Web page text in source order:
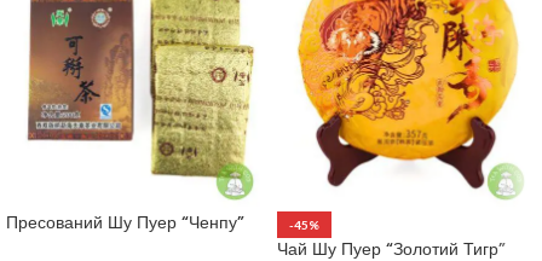
Пресований Шу Пуер “Ченпу”
-45%
Чай Шу Пуер “Золотий Тигр”